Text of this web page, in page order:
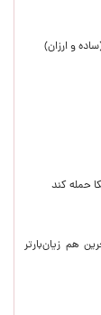
و ارزان)
حمله کند
هم زیان‌بارتر